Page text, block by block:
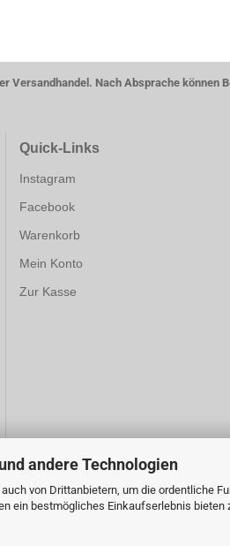
andere Technologien
von Drittanbietern, um die ordentliche
ein bestmögliches Einkaufserlebnis
Versandhandel. Nach Absprache können
Quick-Links
Instagram
Facebook
Warenkorb
Mein Konto
Zur Kasse